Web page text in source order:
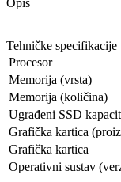
Opis
Tehničke specifikacije
Procesor
Memorija (vrsta)
Memorija (količina)
Ugrađeni SSD
Grafička kartica
Grafička kartica
Operativni sustav